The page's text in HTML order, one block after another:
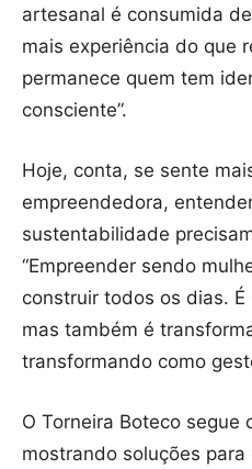
artesanal é consumida
mais experiência do que
permanece quem tem
consciente”.
Hoje, conta, se sente
empreendedora,
sustentabilidade
“Empreender sendo
construir todos os dias.
mas também é
transformando como
O Torneira Boteco segue
mostrando soluções